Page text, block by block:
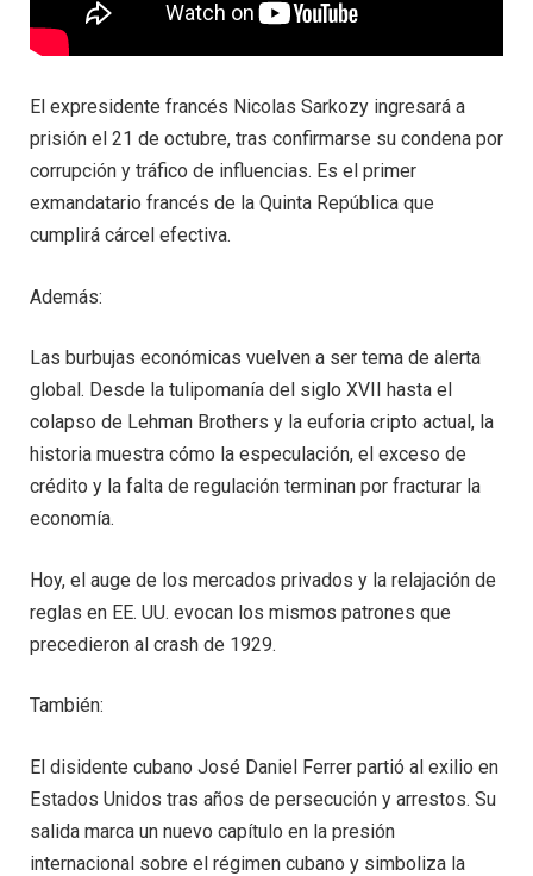
El expresidente francés Nicolas Sarkozy ingresará a
prisión el 21 de octubre, tras confirmarse su condena por
corrupción y tráfico de influencias. Es el primer
exmandatario francés de la Quinta República que
cumplirá cárcel efectiva.
Además:
Las burbujas económicas vuelven a ser tema de alerta
global. Desde la tulipomanía del siglo XVII hasta el
colapso de Lehman Brothers y la euforia cripto actual, la
historia muestra cómo la especulación, el exceso de
crédito y la falta de regulación terminan por fracturar la
economía.
Hoy, el auge de los mercados privados y la relajación de
reglas en EE. UU. evocan los mismos patrones que
precedieron al crash de 1929.
También:
El disidente cubano José Daniel Ferrer partió al exilio en
Estados Unidos tras años de persecución y arrestos. Su
salida marca un nuevo capítulo en la presión
internacional sobre el régimen cubano y simboliza la